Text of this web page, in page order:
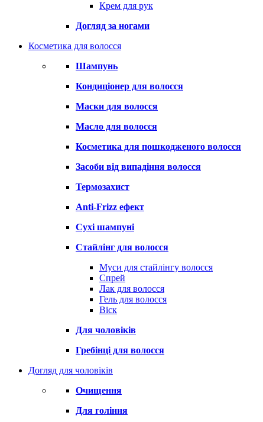
Крем для рук
Догляд за ногами
Косметика для волосся
Шампунь
Кондиціонер для волосся
Маски для волосся
Масло для волосся
Косметика для пошкодженого волосся
Засоби від випадіння волосся
Термозахист
Anti-Frizz ефект
Сухі шампуні
Стайлінг для волосся
Муси для стайлінгу волосся
Спрей
Лак для волосся
Гель для волосся
Віск
Для чоловіків
Гребінці для волосся
Догляд для чоловіків
Очищення
Для гоління